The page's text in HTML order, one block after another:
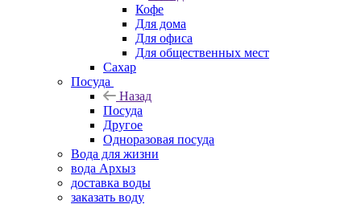
Кофе
Для дома
Для офиса
Для общественных мест
Сахар
Посуда
Назад
Посуда
Другое
Одноразовая посуда
Вода для жизни
вода Архыз
доставка воды
заказать воду